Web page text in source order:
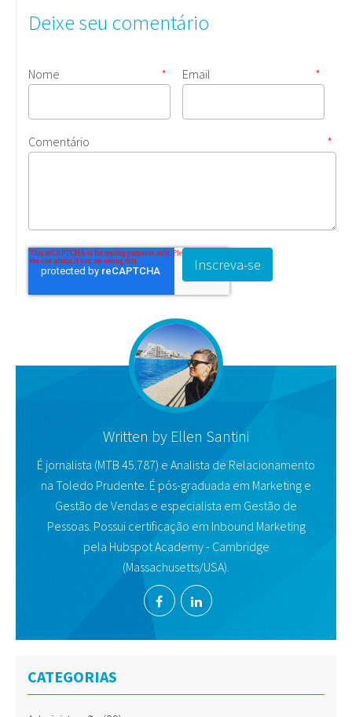
Deixe seu comentário
Nome * Email *
Comentário *
Written by Ellen Santini
É jornalista (MTB 45.787) e Analista de Relacionamento
na Toledo Prudente. É pós-graduada em Marketing e
Gestão de Vendas e especialista em Gestão de
Pessoas. Possui certificação em Inbound Marketing
pela Hubspot Academy - Cambridge
(Massachusetts/USA).
CATEGORIAS